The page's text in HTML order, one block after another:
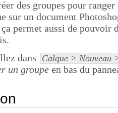
des groupes pour ranger
sur un document
permet aussi de pouvoir
dans
Calque > Nouveau
un groupe en bas du